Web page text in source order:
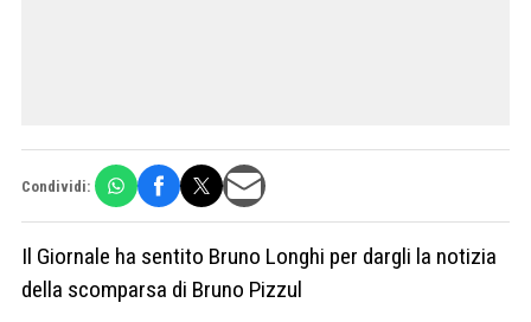
Condividi:
Il Giornale ha sentito Bruno Longhi per dargli la notizia
della scomparsa di Bruno Pizzul